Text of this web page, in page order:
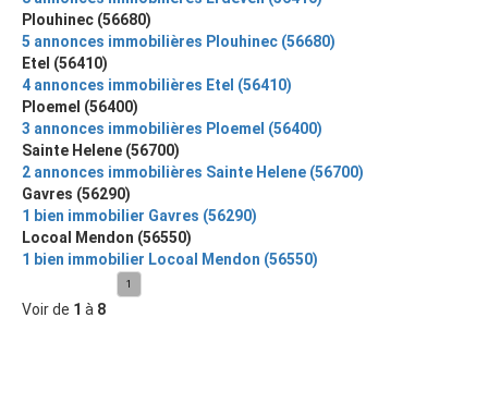
Plouhinec (56680)
5 annonces immobilières Plouhinec (56680)
Etel (56410)
4 annonces immobilières Etel (56410)
Ploemel (56400)
3 annonces immobilières Ploemel (56400)
Sainte Helene (56700)
2 annonces immobilières Sainte Helene (56700)
Gavres (56290)
1 bien immobilier Gavres (56290)
Locoal Mendon (56550)
1 bien immobilier Locoal Mendon (56550)
Voir de 1 à 8
1